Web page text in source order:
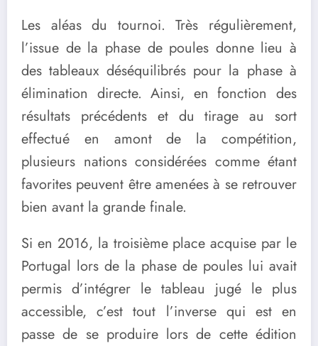
Les aléas du tournoi. Très régulièrement,
l’issue de la phase de poules donne lieu à
des tableaux déséquilibrés pour la phase à
élimination directe. Ainsi, en fonction des
résultats précédents et du tirage au sort
effectué en amont de la compétition,
plusieurs nations considérées comme étant
favorites peuvent être amenées à se retrouver
bien avant la grande finale.
Si en 2016, la troisième place acquise par le
Portugal lors de la phase de poules lui avait
permis d’intégrer le tableau jugé le plus
accessible, c’est tout l’inverse qui est en
passe de se produire lors de cette édition